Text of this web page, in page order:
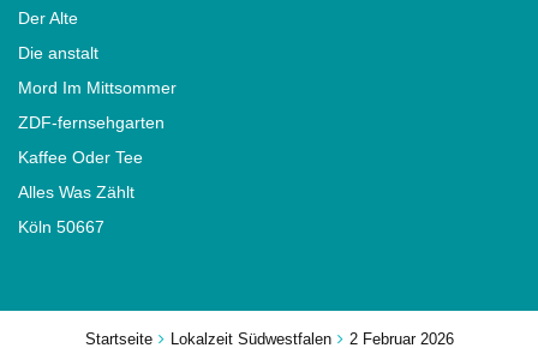
Startseite Lokalzeit Südwestfalen 2 Februar 2026
Der Alte
Die anstalt
Mord Im Mittsommer
ZDF-fernsehgarten
Kaffee Oder Tee
Alles Was Zählt
Köln 50667